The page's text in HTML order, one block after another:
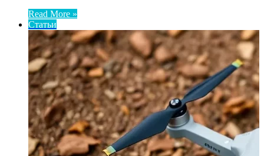
Read More »
Статьи